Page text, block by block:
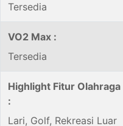
Tersedia
VO2 Max :
Tersedia
Highlight Fitur Olahraga
:
Lari, Golf, Rekreasi Luar